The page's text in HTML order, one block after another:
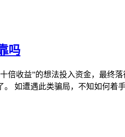
吗
倍收益”的想法投入资金，最终
如遭遇此类骗局，不知如何着